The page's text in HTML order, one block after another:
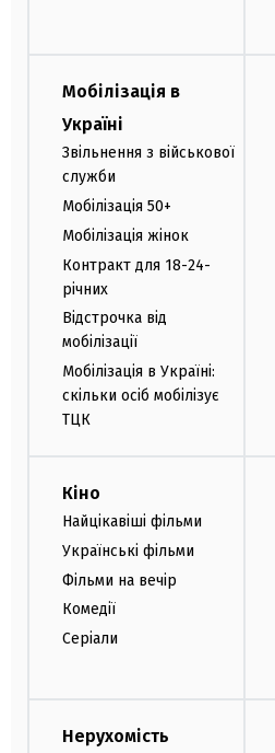
Мобілізація в
Україні
Звільнення з військової
служби
Мобілізація 50+
Мобілізація жінок
Контракт для 18-24-
річних
Відстрочка від
мобілізації
Мобілізація в Україні:
скільки осіб мобілізує
ТЦК
Кіно
Найцікавіші фільми
Українські фільми
Фільми на вечір
Комедії
Серіали
Нерухомість